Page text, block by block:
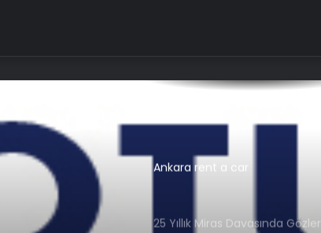
Ücret ve Kesintisiz Burs
Ankara rent a car
25 Yıllık Miras Davasında Gözler